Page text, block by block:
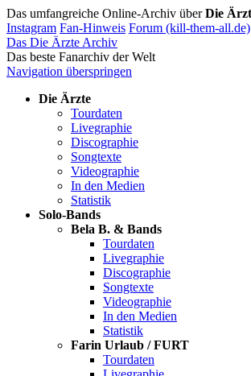
Das umfangreiche Online-Archiv überDie
Instagram Fan-Hinweis Forum (kill-them-all.de)
Das Die Ärzte Archiv
Das beste Fanarchiv der Welt
Navigation überspringen
Die Ärzte
Tourdaten
Livegraphie
Discographie
Songtexte
Videographie
In den Medien
Statistik
Solo-Bands
Bela B. & Bands
Tourdaten
Livegraphie
Discographie
Songtexte
Videographie
In den Medien
Statistik
Farin Urlaub / FURT
Tourdaten